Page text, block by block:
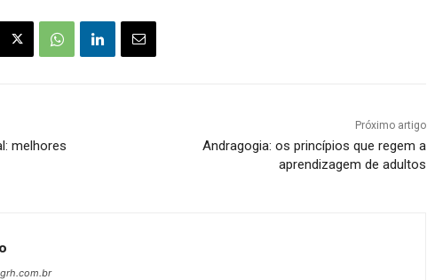
melhores
Próximo artigo
Andragogia: os princípios que regem a
aprendizagem de adultos